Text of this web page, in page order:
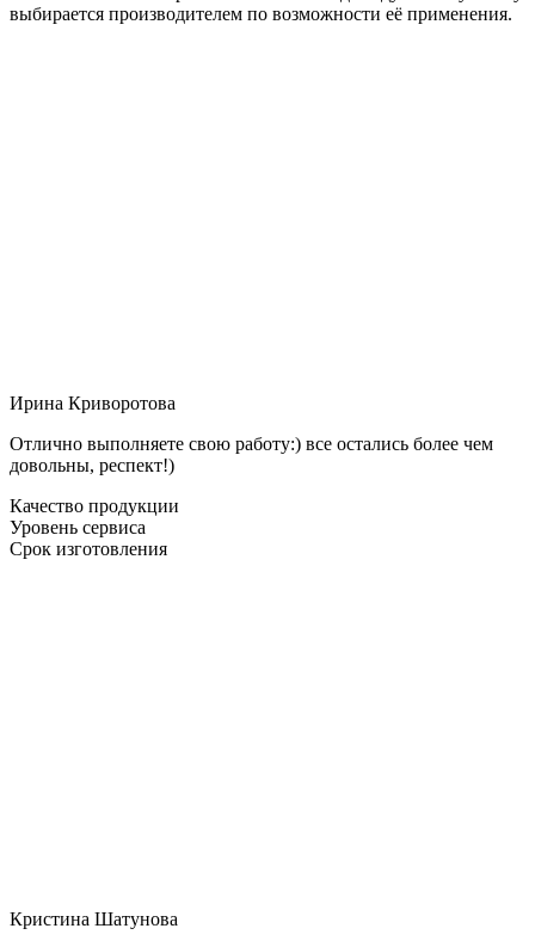
выбирается производителем по возможности её применения.
Ирина Криворотова
Отлично выполняете свою работу:) все остались более чем
довольны, респект!)
Качество продукции
Уровень сервиса
Срок изготовления
Кристина Шатунова